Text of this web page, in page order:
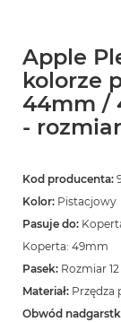
Apple
kolorze
44mm /
-
Kod producenta:
Kolor: Pistacjowy
Pasuje do:
Koperta: 49mm
Pasek: Rozmiar 12
Materiał: Przędza
Obwód